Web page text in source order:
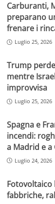
Carburanti,
preparano
frenare i
Luglio 25, 2026
Trump
mentre
improvvisa
Luglio 25, 2026
Spagna e
incendi:
a Madrid e a
Luglio 24, 2026
Fotovoltaico
fabbriche,